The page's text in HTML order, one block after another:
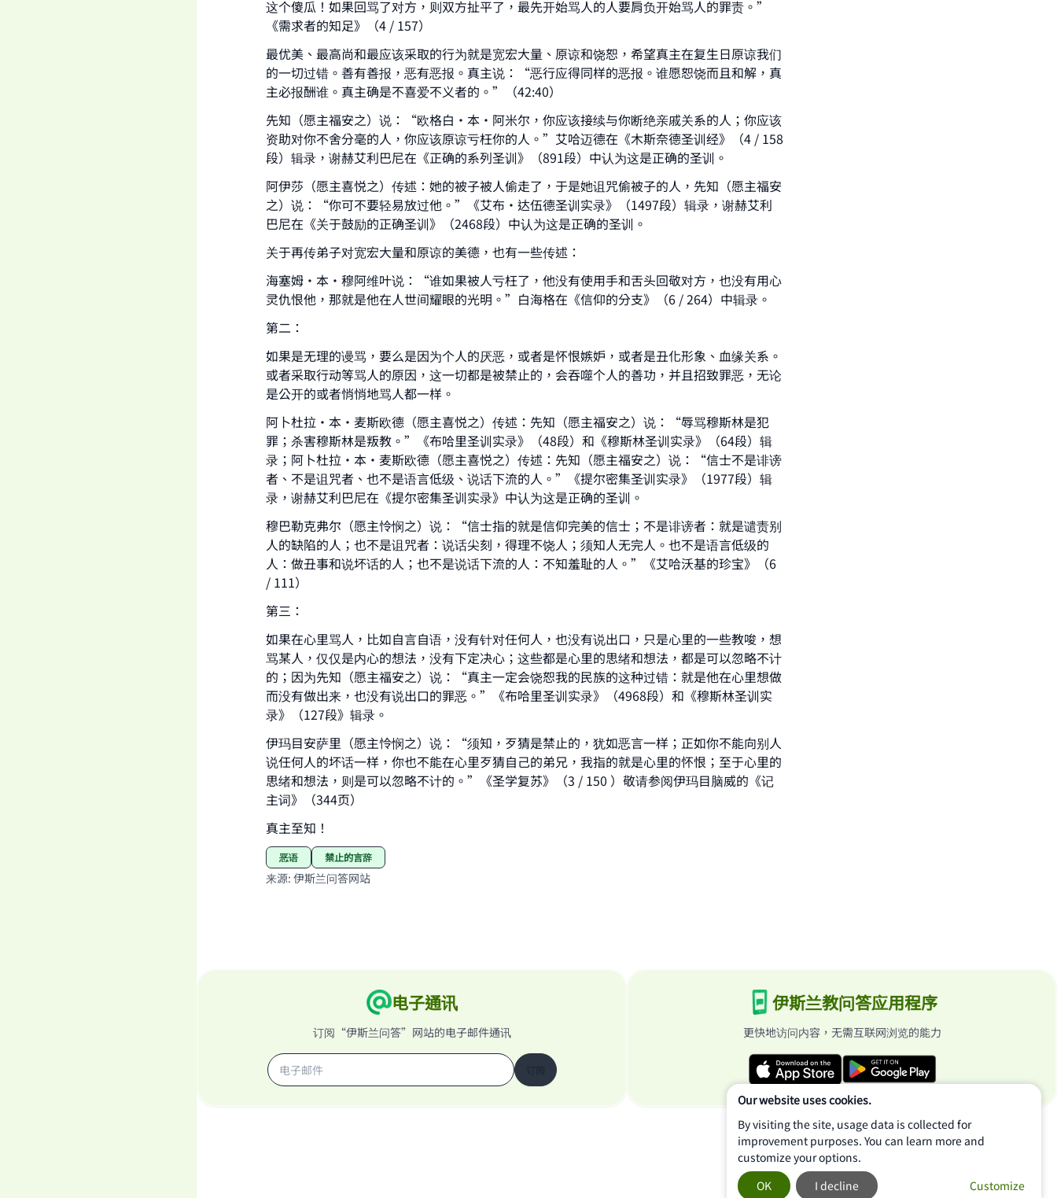
这个傻瓜！如果回骂了对方，则双方扯平了，最先开始骂人的人要肩负开始骂人的罪责。”
《需求者的知足》（4 / 157）
最优美、最高尚和最应该采取的行为就是宽宏大量、原谅和饶恕，希望真主在复生日原谅我们
的一切过错。善有善报，恶有恶报。真主说：“恶行应得同样的恶报。谁愿恕饶而且和解，真
主必报酬谁。真主确是不喜爱不义者的。”（42:40）
先知（愿主福安之）说：“欧格白·本·阿米尔，你应该接续与你断绝亲戚关系的人；你应该
资助对你不舍分毫的人，你应该原谅亏枉你的人。”艾哈迈德在《木斯奈德圣训经》（4 / 158
段）辑录，谢赫艾利巴尼在《正确的系列圣训》（891段）中认为这是正确的圣训。
阿伊莎（愿主喜悦之）传述：她的被子被人偷走了，于是她诅咒偷被子的人，先知（愿主福安
之）说：“你可不要轻易放过他。”《艾布·达伍德圣训实录》（1497段）辑录，谢赫艾利
巴尼在《关于鼓励的正确圣训》（2468段）中认为这是正确的圣训。
关于再传弟子对宽宏大量和原谅的美德，也有一些传述：
海塞姆·本·穆阿维叶说：“谁如果被人亏枉了，他没有使用手和舌头回敬对方，也没有用心
灵仇恨他，那就是他在人世间耀眼的光明。”白海格在《信仰的分支》（6 / 264）中辑录。
第二：
如果是无理的谩骂，要么是因为个人的厌恶，或者是怀恨嫉妒，或者是丑化形象、血缘关系。
或者采取行动等骂人的原因，这一切都是被禁止的，会吞噬个人的善功，并且招致罪恶，无论
是公开的或者悄悄地骂人都一样。
阿卜杜拉·本·麦斯欧德（愿主喜悦之）传述：先知（愿主福安之）说：“辱骂穆斯林是犯
罪；杀害穆斯林是叛教。”《布哈里圣训实录》（48段）和《穆斯林圣训实录》（64段）辑
录；阿卜杜拉•本•麦斯欧德（愿主喜悦之）传述：先知（愿主福安之）说：“信士不是诽谤
者、不是诅咒者、也不是语言低级、说话下流的人。”《提尔密集圣训实录》（1977段）辑
录，谢赫艾利巴尼在《提尔密集圣训实录》中认为这是正确的圣训。
穆巴勒克弗尔（愿主怜悯之）说：“信士指的就是信仰完美的信士；不是诽谤者：就是谴责别
人的缺陷的人；也不是诅咒者：说话尖刻，得理不饶人；须知人无完人。也不是语言低级的
人：做丑事和说坏话的人；也不是说话下流的人：不知羞耻的人。”《艾哈沃基的珍宝》（6
/ 111）
第三：
如果在心里骂人，比如自言自语，没有针对任何人，也没有说出口，只是心里的一些教唆，想
骂某人，仅仅是内心的想法，没有下定决心；这些都是心里的思绪和想法，都是可以忽略不计
的；因为先知（愿主福安之）说：“真主一定会饶恕我的民族的这种过错：就是他在心里想做
而没有做出来，也没有说出口的罪恶。”《布哈里圣训实录》（4968段）和《穆斯林圣训实
录》（127段》辑录。
伊玛目安萨里（愿主怜悯之）说：“须知，歹猜是禁止的，犹如恶言一样；正如你不能向别人
说任何人的坏话一样，你也不能在心里歹猜自己的弟兄，我指的就是心里的怀恨；至于心里的
思绪和想法，则是可以忽略不计的。”《圣学复苏》（3 / 150 ）敬请参阅伊玛目脑威的《记
主词》（344页）
真主至知！
恶语 禁止的言辞
来源: 伊斯兰问答网站
电子通讯
订阅“伊斯兰问答”网站的电子邮件通讯
伊斯兰教问答应用程序
更快地访问内容，无需互联网浏览的能力
Make an impact on millions of lives with your
contribution today
Your support is crucial for our mission.
The Prophet (ﷺ) said:
"A person who leads others to doing what is good will earn the
(MUSLIM, 1893)
Support IslamQA
Our website uses cookies.
By visiting the site, usage data is collected for
improvement purposes. You can learn more and
customize your options.
Customize
I decline
OK